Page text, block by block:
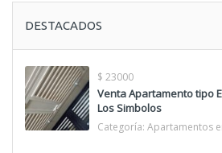
DESTACADOS
$ 23000
Venta Apartamento tipo
Los Simbolos
Categoría: Apartamentos